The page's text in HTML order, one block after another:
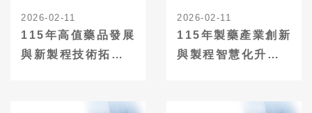
2026-02-11
115年高值藥品發展
與新製程技術拓展
2026-02-11
115年製藥產業創新
與製程智慧化升級